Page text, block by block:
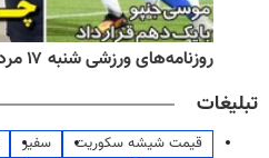
روزنامه‌های ورزشی شنبه ۱۷ مرداد ۱۴۰۵
تبلیغات
قیمت شیشه سکوریت سفیر